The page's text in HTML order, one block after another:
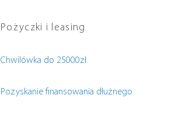
Pożyczki i leasing
Chwilówka do 25000zł
Pozyskanie finansowania dłużnego